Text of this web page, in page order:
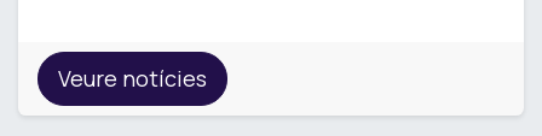
Veure notícies